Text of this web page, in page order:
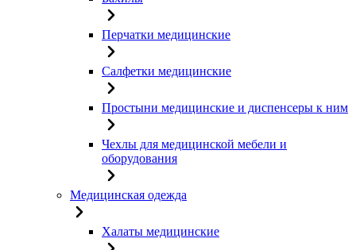
Перчатки медицинские
Салфетки медицинские
Простыни медицинские и диспенсеры к ним
Чехлы для медицинской мебели и
оборудования
Медицинская одежда
Халаты медицинские